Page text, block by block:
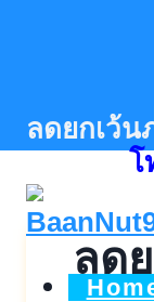
โ
ลดยกเว้
ลด